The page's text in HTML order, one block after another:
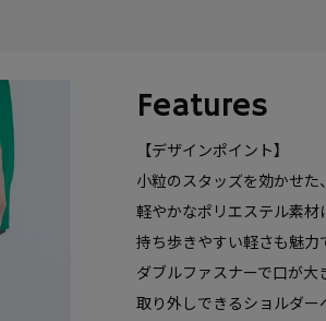
Features
【デザインポイント】
小粒のスタッズを効かせた
軽やかなポリエステル素材
持ち歩きやすい軽さも魅力
ダブルファスナーで口が大
取り外しできるショルダー